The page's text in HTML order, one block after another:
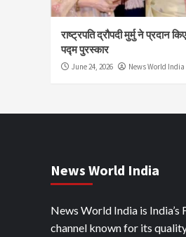
राष्ट्रपति द्रौपदी मुर्मु ने प्रदान किए
पद्म पुरस्कार
June 24, 2026 News World India
News World India
News World India is
channel known for its